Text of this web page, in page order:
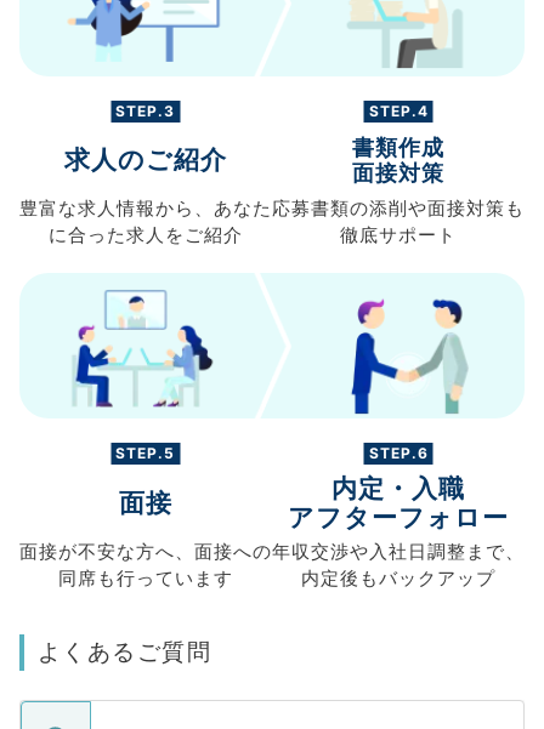
STEP.3
求人のご紹介
豊富な求人情報から、 あなた
に合った求人を ご紹介
STEP.4
書類作成
面接対策
応募書類の添削や面接対策も
徹底サポート
STEP.5
面接
面接が不安な方へ、 面接への
同席も行っています
STEP.6
内定・入職
アフターフォロー
年収交渉や入社日調整まで、
内定後もバックアップ
よくあるご質問